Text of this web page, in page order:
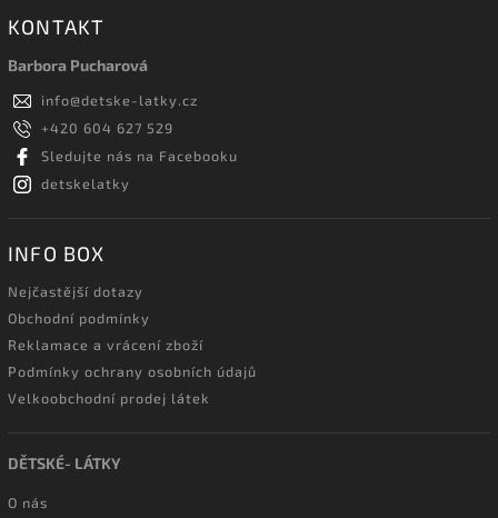
KONTAKT
Barbora Pucharová
info@detske-latky.cz
+420 604 627 529
Sledujte nás na Facebooku
detskelatky
INFO BOX
Nejčastější dotazy
Obchodní podmínky
Reklamace a vrácení zboží
Podmínky ochrany osobních údajů
Velkoobchodní prodej látek
DĚTSKÉ- LÁTKY
O nás